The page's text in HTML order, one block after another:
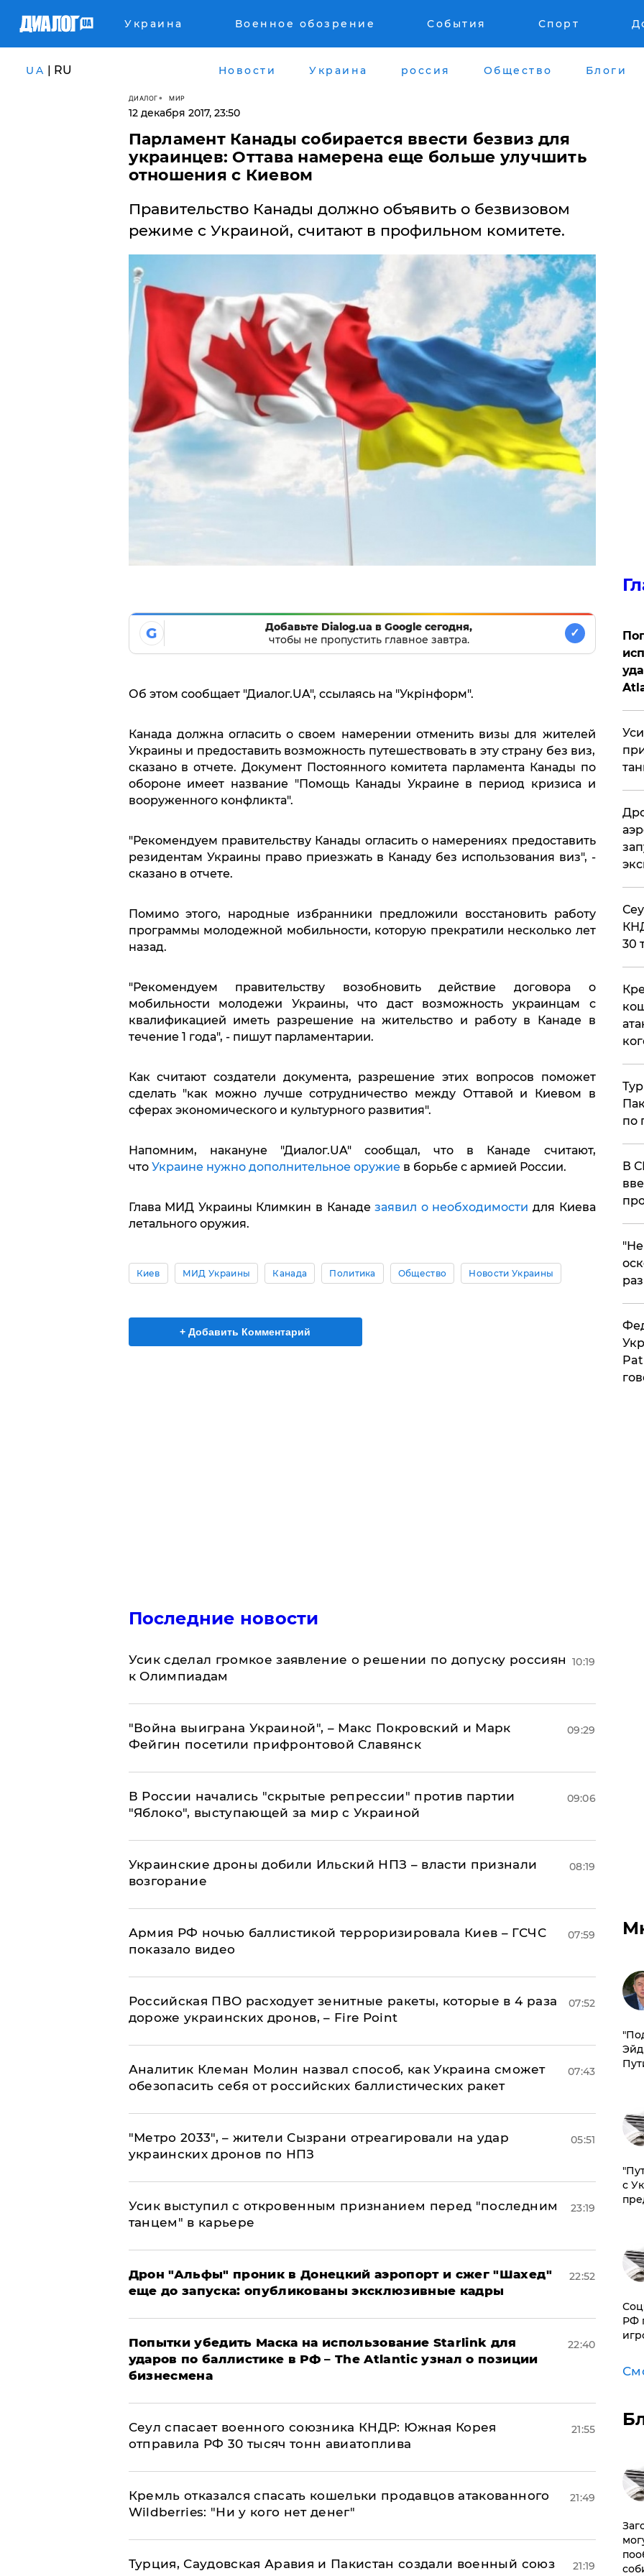
Украина Военное обозрение События Спорт
UA | RU Новости Украина россия Общество Блоги
ДИАЛОГ МИР
12 декабря 2017, 23:50
Парламент Канады собирается ввести безвиз для
украинцев: Оттава намерена еще больше улучшить
отношения с Киевом
Правительство Канады должно объявить о безвизовом
режиме с Украиной, считают в профильном комитете.
G
Добавьте Dialog.ua в Google сегодня,
чтобы не пропустить главное завтра.
✓
Об этом сообщает "Диалог.UA", ссылаясь на "Укрінформ".
Канада должна огласить о своем намерении отменить визы для жителей
Украины и предоставить возможность путешествовать в эту страну без виз,
сказано в отчете. Документ Постоянного комитета парламента Канады по
обороне имеет название "Помощь Канады Украине в период кризиса и
вооруженного конфликта".
"Рекомендуем правительству Канады огласить о намерениях предоставить
резидентам Украины право приезжать в Канаду без использования виз", -
сказано в отчете.
Помимо этого, народные избранники предложили восстановить работу
программы молодежной мобильности, которую прекратили несколько лет
назад.
"Рекомендуем правительству возобновить действие договора о
мобильности молодежи Украины, что даст возможность украинцам с
квалификацией иметь разрешение на жительство и работу в Канаде в
течение 1 года", - пишут парламентарии.
Как считают создатели документа, разрешение этих вопросов поможет
сделать "как можно лучше сотрудничество между Оттавой и Киевом в
сферах экономического и культурного развития".
Напомним, накануне "Диалог.UA" сообщал, что в Канаде считают,
что Украине нужно дополнительное оружиев борьбе с армией России.
Глава МИД Украины Климкин в Канадезаявил о необходимости для Киева
летального оружия.
Киев МИД Украины Канада Политика Общество Новости Украины
+ Добавить Комментарий
Последние новости
Усик сделал громкое заявление о решении по допуску россиян
к Олимпиадам
10:19
"Война выиграна Украиной", – Макс Покровский и Марк
Фейгин посетили прифронтовой Славянск
09:29
В России начались "скрытые репрессии" против партии
"Яблоко", выступающей за мир с Украиной
09:06
Украинские дроны добили Ильский НПЗ – власти признали
возгорание
08:19
Армия РФ ночью баллистикой терроризировала Киев – ГСЧС
показало видео
07:59
Российская ПВО расходует зенитные ракеты, которые в 4 раза
дороже украинских дронов, – Fire Point
07:52
Аналитик Клеман Молин назвал способ, как Украина сможет
обезопасить себя от российских баллистических ракет
07:43
"Метро 2033", – жители Сызрани отреагировали на удар
украинских дронов по НПЗ
05:51
Усик выступил с откровенным признанием перед "последним
танцем" в карьере
23:19
Дрон "Альфы" проник в Донецкий аэропорт и сжег "Шахед"
еще до запуска: опубликованы эксклюзивные кадры
22:52
Попытки убедить Маска на использование Starlink для
ударов по баллистике в РФ – The Atlantic узнал о позиции
бизнесмена
22:40
​Сеул спасает военного союзника КНДР: Южная Корея
отправила РФ 30 тысяч тонн авиатоплива
21:55
Кремль отказался спасать кошельки продавцов атакованного
Wildberries: "Ни у кого нет денег"
21:49
Турция, Саудовская Аравия и Пакистан создали военный союз
21:19
30
по
В
с
РФ